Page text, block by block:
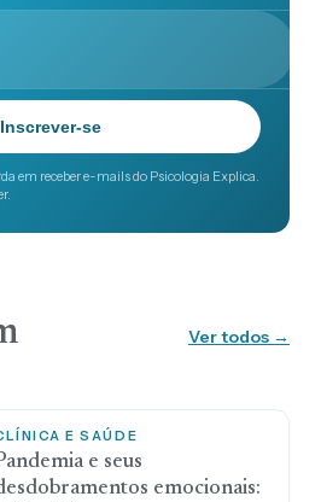
Inscrever-se
em receber e-mails do Psicologia Explica.
Ver todos →
E SAÚDE
e seus
emocionais: